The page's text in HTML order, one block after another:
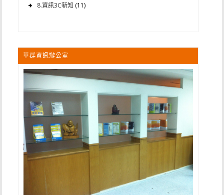
8.資訊3C新知 (11)
華群資訊辦公室